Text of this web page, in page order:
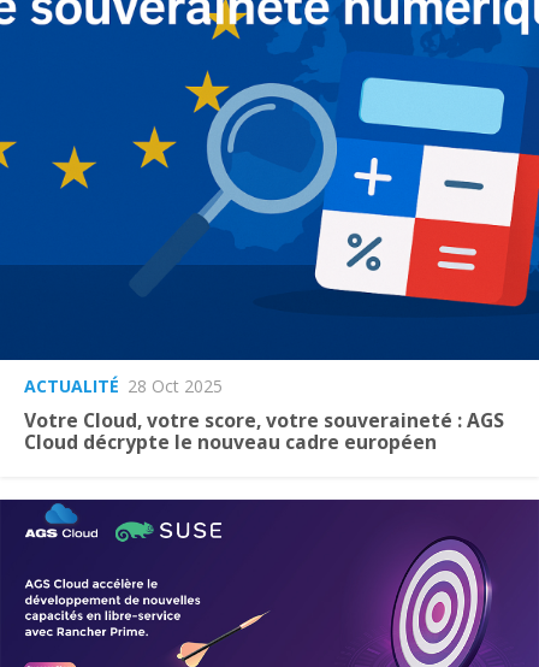
ACTUALITÉ 28 Oct 2025
Votre Cloud, votre score, votre souveraineté : AGS
Cloud décrypte le nouveau cadre européen